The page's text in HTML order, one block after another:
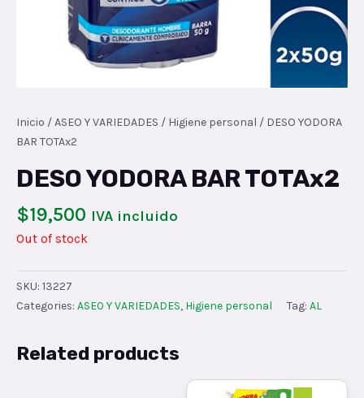
Inicio /ASEO Y VARIEDADES / Higiene personal / DESO YODORA
BAR TOTAx2
DESO YODORA BAR TOTAx2
$19,500 IVA incluido
Out of stock
SKU: 13227
Categories: ASEO Y VARIEDADES, Higiene personal Tag: AL
Related products